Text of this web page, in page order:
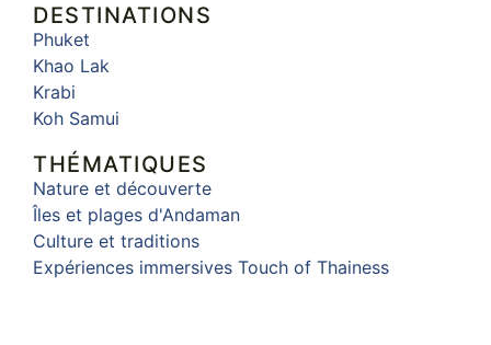
DESTINATIONS
Phuket
Khao Lak
Krabi
Koh Samui
THÉMATIQUES
Nature et découverte
Îles et plages d'Andaman
Culture et traditions
Expériences immersives Touch of Thainess